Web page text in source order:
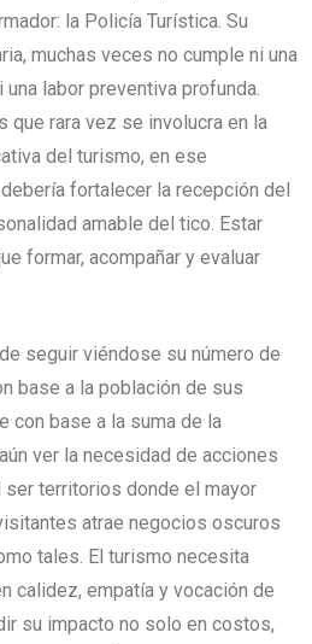
la Policía Turística. Su
muchas veces no cumple ni una
labor preventiva profunda.
que rara vez se involucra en la
del turismo, en ese
fortalecer la recepción del
amable del tico. Estar
formar, acompañar y evaluar
seguir viéndose su número de
base a la población de sus
con base a la suma de la
ver la necesidad de acciones
territorios donde el mayor
atrae negocios oscuros
tales. El turismo necesita
calidez, empatía y vocación de
su impacto no solo en costos,